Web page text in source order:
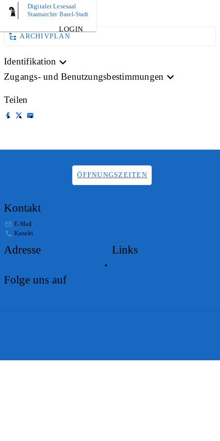
Digitaler Lesesaal
Staatsarchiv Basel-Stadt
LOGIN
AKTE PLAN
ARCHIVPLAN
Identifikation
Zugangs- und Benutzungsbestimmungen
Teilen
ÖFFNUNGSZEITEN
Kontakt
E-Mail
Kanzlei
Adresse Links
Folge uns auf